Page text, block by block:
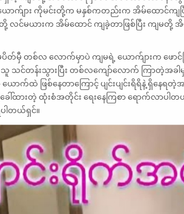
ောက်ျား ကိုမင်းတို့က မနှစ်ကတည်းက အိမ်ထောင်ကျပြီ
တို့ လင်မယားက အိမ်ထောင် ကျခဲ့တာဖြစ်ပြီး ကျမတို့
မပိတ်မှီ တစ်လ လောက်မှာပဲ ကျမရဲ့ ယောက်ျားက ဖေ
သူ သင်တန်းသွားပြီး တစ်လကျော်လောက် ကြာတဲ့အခ
ာက်ထဲ ဖြစ်နေတာကြောင့် ပျင်းပျင်းရိရိနဲ့ ရှိနေရတဲ့
ါ်ထားတဲ့ ထုံးစံအတိုင်း ရေးနေကြစာ ရောက်လာပါ
ါတယ်ရှင်။